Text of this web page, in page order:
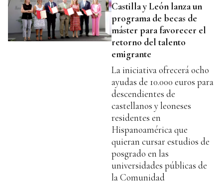
Castilla y León lanza un
programa de becas de
máster para favorecer el
retorno del talento
emigrante
La iniciativa ofrecerá ocho
ayudas de 10.000 euros para
descendientes de
castellanos y leoneses
residentes en
Hispanoamérica que
quieran cursar estudios de
posgrado en las
universidades públicas de
la Comunidad